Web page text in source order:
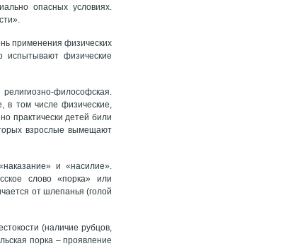
опасных условиях.
применения физических
физические
философская.
в том числе физические,
практически детей били
взрослые вымещают
и «насилие».
слово «порка» или
от шлепанья (голой
(наличие рубцов,
порка – проявление